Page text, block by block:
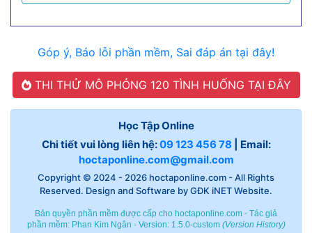
Góp ý, Báo lỗi phần mềm, Sai đáp án tại đây!
THI THỬ MÔ PHỎNG 120 TÌNH HUỐNG TẠI ĐÂY
Học Tập Online
Chi tiết vui lòng liên hệ:09 123 456 78 | Email:
hoctaponline.com@gmail.com
Copyright © 2024 - 2026 hoctaponline.com - All Rights
Reserved. Design and Software byGĐK iNET Website.
Bản quyền phần mềm được cấp cho hoctaponline.com - Tác giả
phần mềm: Phan Kim Ngân - Version: 1.5.0-custom (Version History)